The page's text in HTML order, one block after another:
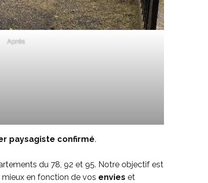
Après
paysagiste confirmé.
du 78, 92 et 95. Notre objectif est
mieux en fonction de vos envieset